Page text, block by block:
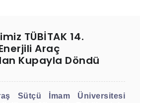
TÜBİTAK 14.
Araç
Kupayla Döndü
Sütçü İmam Üniversitesi